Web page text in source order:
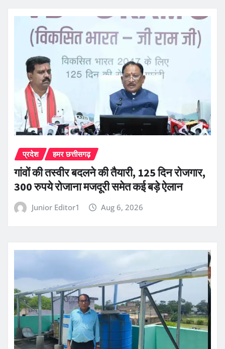
प्रदेश हमर छत्तीसगढ़
गांवों की तस्वीर बदलने की तैयारी, 125 दिन रोजगार,
300 रुपये रोजाना मजदूरी समेत कई बड़े ऐलान
Junior Editor1 Aug 6, 2026